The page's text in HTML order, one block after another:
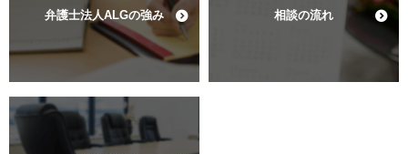
弁護士法人ALGの強み 相談の流れ